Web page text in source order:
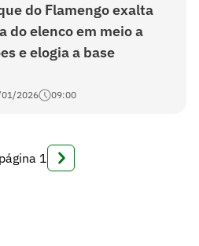
do Flamengo exalta
do elenco em meio a
e elogia a base
2026 09:00
página 1